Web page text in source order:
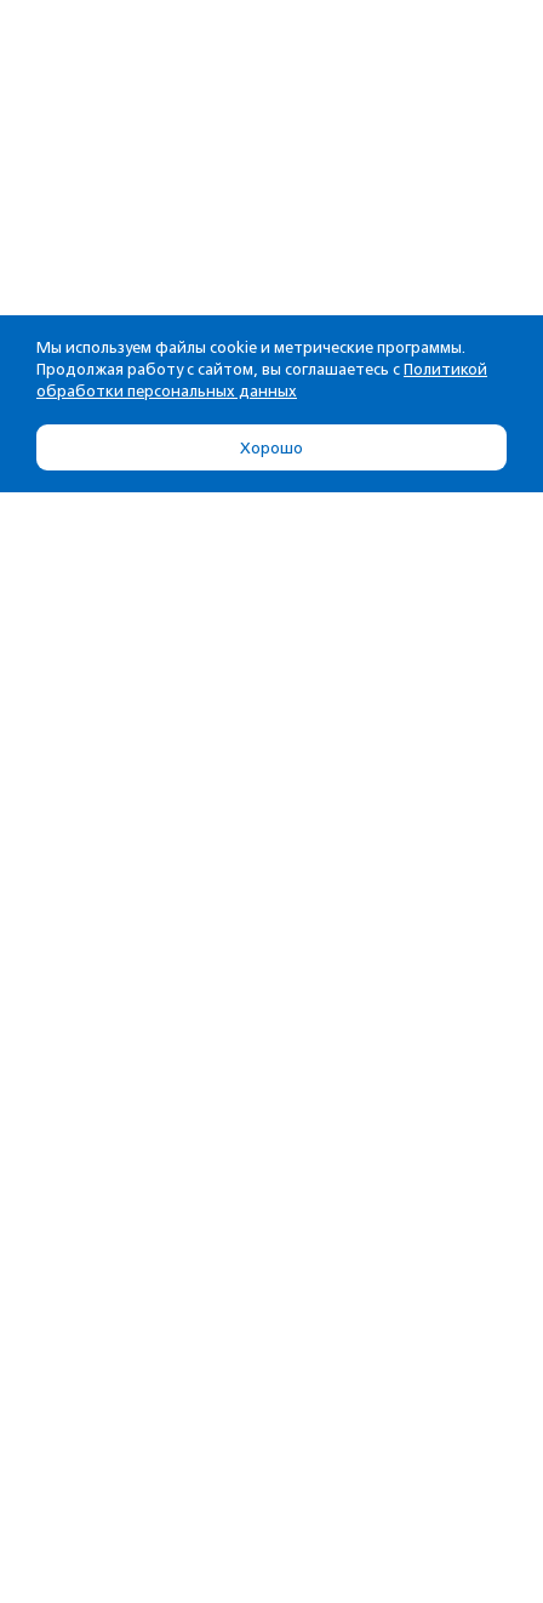
Мы используем файлы cookie и метрические программы.
Продолжая работу с сайтом, вы соглашаетесь с Политикой
обработки персональных данных
Хорошо